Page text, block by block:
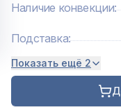
Наличие конвекции:
Подставка:
Показать ещё 2